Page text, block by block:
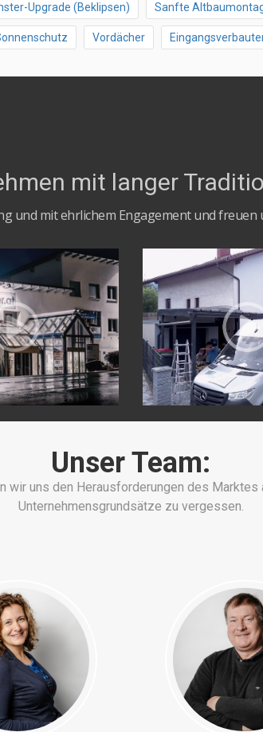
Upgrade (Beklipsen) Sanfte
Vordächer
mit langer
und mit ehrlichem Engagement und
Unser Team:
wir uns den Herausforderungen des Marktes
Unternehmensgrundsätze zu vergessen.